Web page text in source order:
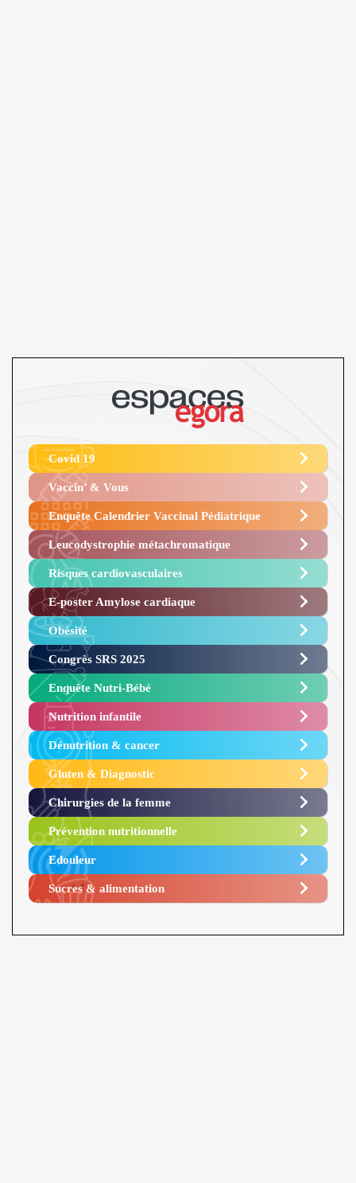
Covid 19
Vaccin’ & Vous
Enquête Calendrier Vaccinal Pédiatrique
Leucodystrophie métachromatique
Risques cardiovasculaires
E-poster Amylose cardiaque ​
Obésité ​
Congrès SRS 2025 ​
Enquête Nutri-Bébé ​
Nutrition infantile
Dénutrition & cancer
Gluten & Diagnostic
Chirurgies de la femme
Prévention nutritionnelle
Edouleur​
Sucres & alimentation​